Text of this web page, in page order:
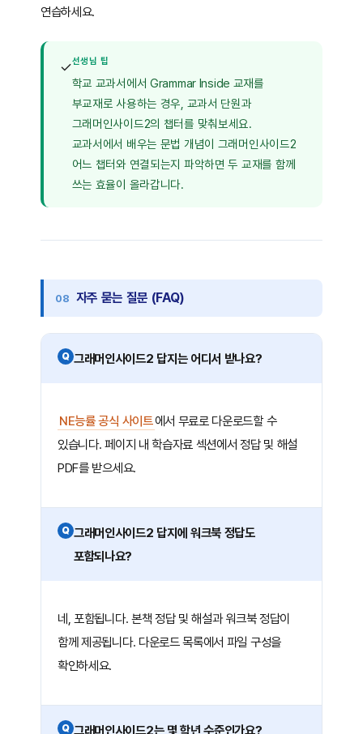
연습하세요.
✓선생님 팁
학교 교과서에서 Grammar Inside 교재를
부교재로 사용하는 경우, 교과서 단원과
그래머인사이드2의 챕터를 맞춰보세요.
교과서에서 배우는 문법 개념이 그래머인사이드2
어느 챕터와 연결되는지 파악하면 두 교재를 함께
쓰는 효율이 올라갑니다.
자주 묻는 질문 (FAQ)
Q 그래머인사이드2 답지는 어디서 받나요?
NE능률 공식 사이트에서 무료로 다운로드할 수
있습니다. 페이지 내 학습자료 섹션에서 정답 및 해설
PDF를 받으세요.
Q 그래머인사이드2 답지에 워크북 정답도
포함되나요?
네, 포함됩니다. 본책 정답 및 해설과 워크북 정답이
함께 제공됩니다. 다운로드 목록에서 파일 구성을
확인하세요.
Q 그래머인사이드2는 몇 학년 수준인가요?